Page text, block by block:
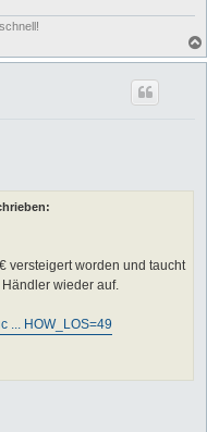
versteigert worden und taucht
wieder auf.
... HOW_LOS=49